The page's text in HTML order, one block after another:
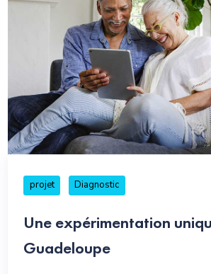
projet Diagnostic
Une expérimentation
Guadeloupe